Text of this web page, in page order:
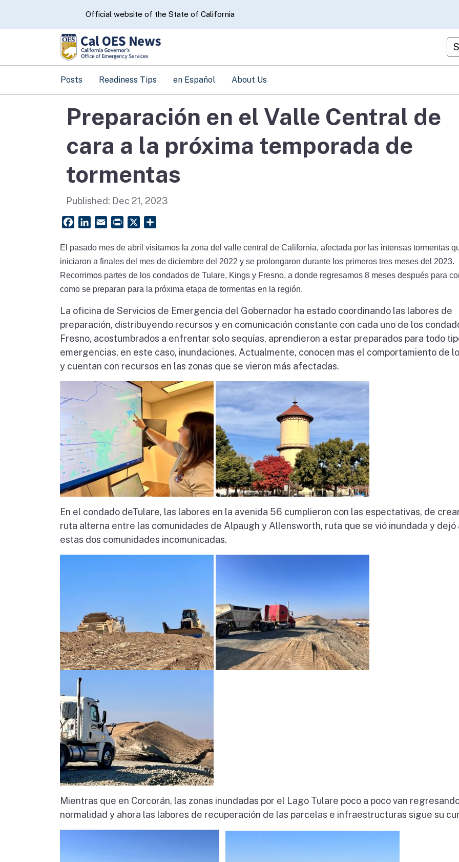
CA.govOfficial website of the State of California
Posts Readiness Tips en Español About Us
Preparación en el Valle Central de
cara a la próxima temporada de
tormentas
Published: Dec 21, 2023
FacebookLinkedIn
Email PrintFriendly
El pasado mes de abril visitamos la zona del valle central de California, afectada por las intensas tormentas
iniciaron a finales del mes de diciembre del 2022 y se prolongaron durante los primeros tres meses del 2023.
Recorrimos partes de los condados de Tulare, Kings y Fresno, a donde regresamos 8 meses después para
como se preparan para la próxima etapa de tormentas en la región.
La oficina de Servicios de Emergencia del Gobernador ha estado coordinando las labores de
preparación, distribuyendo recursos y en comunicación constante con cada uno de los
Fresno, acostumbrados a enfrentar solo sequías, aprendieron a estar preparados para todo
emergencias, en este caso, inundaciones. Actualmente, conocen mas el comportamiento de
y cuentan con recursos en las zonas que se vieron más afectadas.
En el condado deTulare, las labores en la avenida 56 cumplieron con las espectativas, de
ruta alterna entre las comunidades de Alpaugh y Allensworth, ruta que se vió inundada y dejó
estas dos comunidades incomunicadas.
Mientras que en Corcorán, las zonas inundadas por el Lago Tulare poco a poco van
normalidad y ahora las labores de recuperación de las parcelas e infraestructuras sigue su